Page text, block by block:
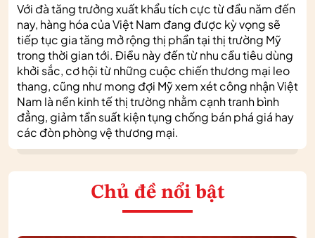
Với đà tăng trưởng xuất khẩu tích cực từ đầu năm đến
nay, hàng hóa của Việt Nam đang được kỳ vọng sẽ
tiếp tục gia tăng mở rộng thị phần tại thị trường Mỹ
trong thời gian tới. Điều này đến từ nhu cầu tiêu dùng
khởi sắc, cơ hội từ những cuộc chiến thương mại leo
thang, cũng như mong đợi Mỹ xem xét công nhận Việt
Nam là nền kinh tế thị trường nhằm cạnh tranh bình
đẳng, giảm tần suất kiện tụng chống bán phá giá hay
các đòn phòng vệ thương mại.
Chủ đề nổi bật